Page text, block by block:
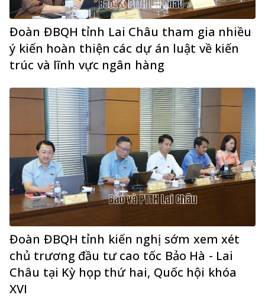
Đoàn ĐBQH tỉnh Lai Châu tham gia nhiều
ý kiến hoàn thiện các dự án luật về kiến
trúc và lĩnh vực ngân hàng
Đoàn ĐBQH tỉnh kiến nghị sớm xem xét
chủ trương đầu tư cao tốc Bảo Hà - Lai
Châu tại Kỳ họp thứ hai, Quốc hội khóa
XVI